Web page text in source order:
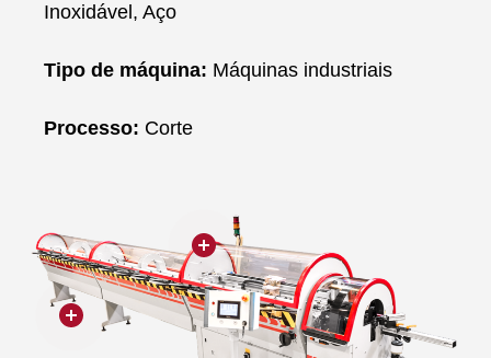
Inoxidável, Aço
Tipo de máquina: Máquinas industriais
Processo: Corte